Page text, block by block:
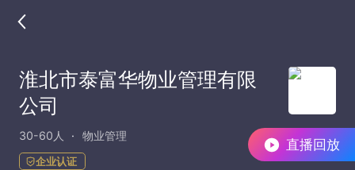
直播回放
淮北市泰富华物业管理有限
公司
30-60人 物业管理
企业认证